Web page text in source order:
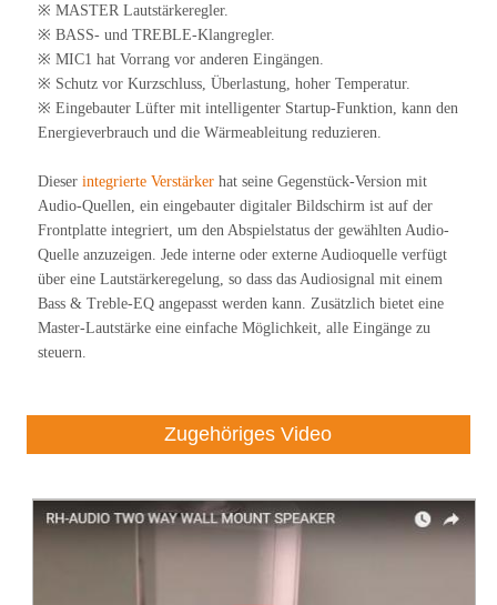
※ MASTER Lautstärkeregler.
※ BASS- und TREBLE-Klangregler.
※ MIC1 hat Vorrang vor anderen Eingängen.
※ Schutz vor Kurzschluss, Überlastung, hoher Temperatur.
※ Eingebauter Lüfter mit intelligenter Startup-Funktion, kann den
Energieverbrauch und die Wärmeableitung reduzieren.
Dieserintegrierte Verstärker hat seine Gegenstück-Version mit
Audio-Quellen, ein eingebauter digitaler Bildschirm ist auf der
Frontplatte integriert, um den Abspielstatus der gewählten Audio-
Quelle anzuzeigen. Jede interne oder externe Audioquelle verfügt
über eine Lautstärkeregelung, so dass das Audiosignal mit einem
Bass & Treble-EQ angepasst werden kann. Zusätzlich bietet eine
Master-Lautstärke eine einfache Möglichkeit, alle Eingänge zu
steuern.
Zugehöriges Video